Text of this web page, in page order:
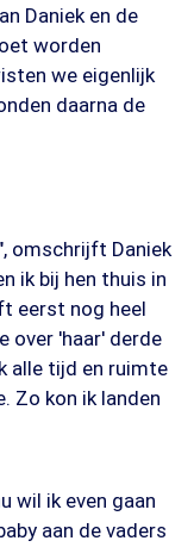
Daniek en de
worden
we eigenlijk
daarna de
omschrijft Daniek
ik bij hen thuis in
eerst nog heel
over 'haar' derde
alle tijd en ruimte
Zo kon ik landen
wil ik even gaan
aan de vaders